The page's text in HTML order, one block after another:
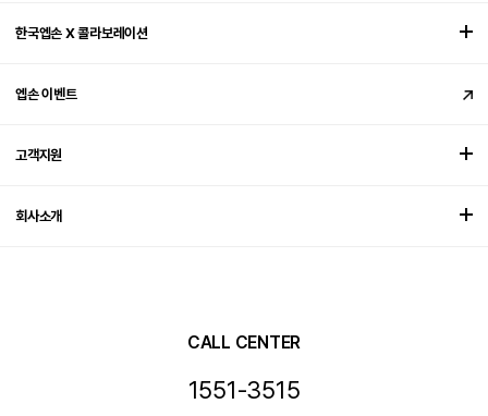
한국엡손 X 콜라보레이션
엡손 이벤트
고객지원
회사소개
CALL CENTER
1551-3515